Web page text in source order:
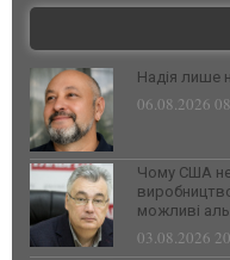
Надія лише
06.08.2026
Чому США не
можливі
03.08.2026